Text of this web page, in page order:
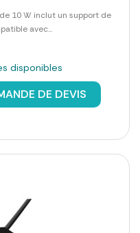
10 W inclut un support de
avec...
disponibles
DE DEVIS